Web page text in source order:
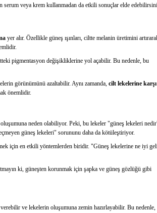
serum veya krem kullanmadan da etkili sonuçlar elde
yer alır. Özellikle güneş ışınları, ciltte melanin üretimini
pigmentasyon değişikliklerine yol açabilir. Bu nedenle, bu
görünümünü azaltabilir. Aynı zamanda, cilt lekelerine karşı
önemlidir.
neden olabiliyor. Peki, bu lekeler "güneş lekeleri
güneş lekeleri" sorununu daha da kötüleştiriyor.
için en etkili yöntemlerden biridir. "Güneş lekelerine ne iyi
ki, güneşten korunmak için şapka ve güneş gözlüğü gibi
ve lekelerin oluşumuna zemin hazırlayabilir. Bu nedenle,